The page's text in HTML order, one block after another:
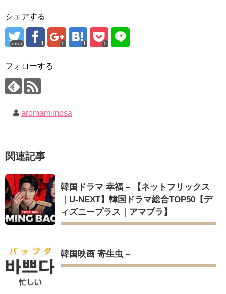
bobblessyou2 EP.18
ソン・ヘギョ – ソンヘギョ キスまとめ
ハン・ヘジン 한혜진 – Still We (여전히 우리는)
한가인 –
レンタル開始！
Jin-Crash Landing On You/ヒョンビン❤️ソンイェジン / エンジョイ❕
キム・レウォンの影絵遊び！？「黒騎士～永遠の約束～」メイ
Powered by livedoor 相互RSS
九尾狐外伝 メイキング03 ハン・イェスル
チョ・ヒョンジェ 조현재 九尾狐外伝 制作発表会
キム・テヒの弟イ・ワン♥イ・ボミ、今日（28日）結婚……
「まず熱く掃除せよ」女優キム・ユジョン、「健康がとても回
【裏芸能】キムユジョンの熱愛彼氏はあの大物俳優
いでしょ？” Big News TV
幻の王女チャミョンゴ エンディング
か」出演で話題 Big News TV
Powered by livedoor 相互RSS
シェアする
error 0 0
フォローする
aromamimosa
関連記事
韓国ドラマ 幸福 – 【ネットフリックス
｜U-NEXT】韓国ドラマ総合TOP50【デ
ィズニープラス｜アマプラ】
韓国映画 寄生虫 –